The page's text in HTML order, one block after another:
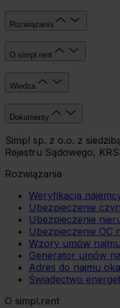
Rozwiązania
O simpl.rent
Wiedza
Dokumenty
Simpl sp. z o.o. z
Rejestru Sądowego,
Rozwiązania
Weryfikacja
Ubezpieczenie
Ubezpieczenie
Ubezpieczenie OC
Wzory umów najmu
Generator umów
Adres do najmu
Świadectwo
O simpl.rent